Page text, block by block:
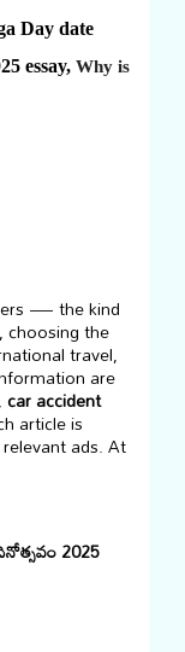
Day date
essay, Why is
— the kind
choosing the
travel,
are
car accident
article is
ads. At
2025